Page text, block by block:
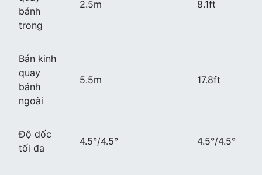
bánh
trong
2.5m 8.1ft
Bán kinh
quay
bánh
ngoài
5.5m 17.8ft
Độ dốc
tối đa
4.5°/4.5° 4.5°/4.5°